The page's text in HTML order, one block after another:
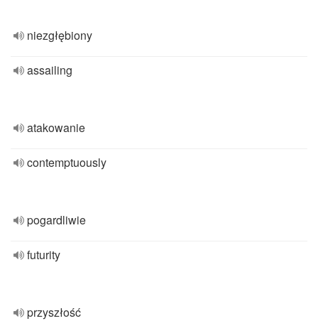
niezgłębiony
assailing
atakowanie
contemptuously
pogardliwie
futurity
przyszłość